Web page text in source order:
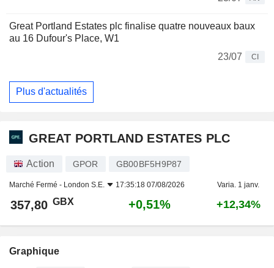
Great Portland Estates plc finalise quatre nouveaux baux
au 16 Dufour's Place, W1
23/07
CI
Plus d'actualités
GREAT PORTLAND ESTATES PLC
Action GPOR GB00BF5H9P87
Marché Fermé - London S.E. 17:35:18 07/08/2026 Varia. 1 janv.
357,80 GBX +0,51% +12,34%
Graphique